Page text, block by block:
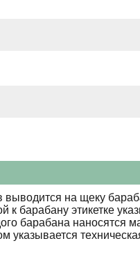
на щеку
к барабану этикетке
барабана наносятся
указывается